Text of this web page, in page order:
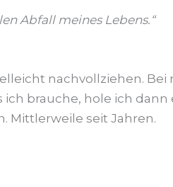
Abfall meines Lebens.“
nachvollziehen.
brauche, hole ich
Mittlerweile seit Jahren.